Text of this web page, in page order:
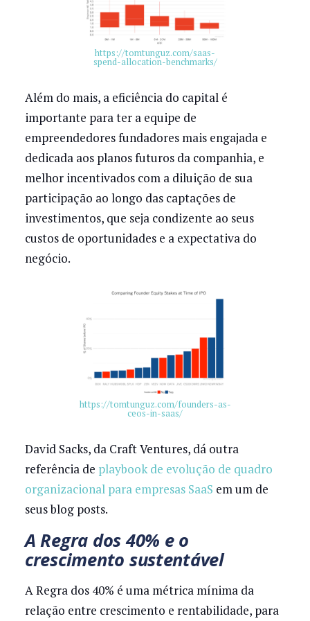
https://tomtunguz.com/saas-
spend-allocation-benchmarks/
Além do mais, a eficiência do capital é
importante para ter a equipe de
empreendedores fundadores mais engajada e
dedicada aos planos futuros da companhia, e
melhor incentivados com a diluição de sua
participação ao longo das captações de
investimentos, que seja condizente ao seus
custos de oportunidades e a expectativa do
negócio.
https://tomtunguz.com/founders-as-
ceos-in-saas/
David Sacks, da Craft Ventures, dá outra
referência de playbook de evolução de quadro
organizacional para empresas SaaS em um de
seus blog posts.
A Regra dos 40% e o
crescimento sustentável
A Regra dos 40% é uma métrica mínima da
relação entre crescimento e rentabilidade, para